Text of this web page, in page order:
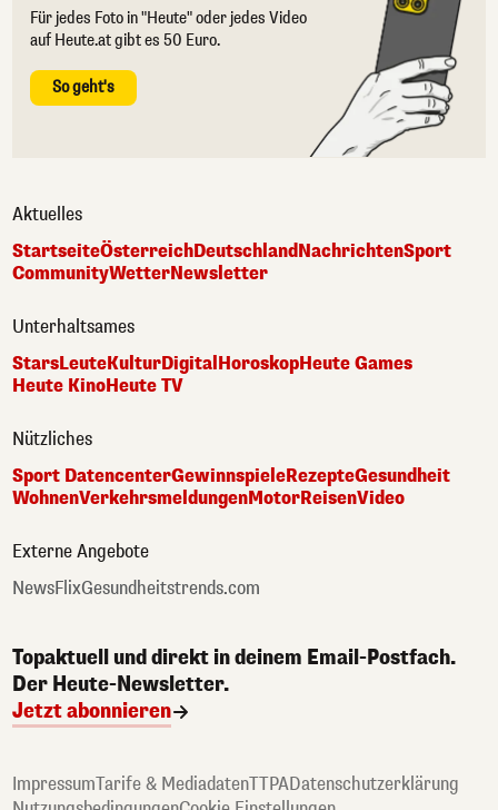
Für jedes Foto in "Heute" oder jedes Video
auf Heute.at gibt es 50 Euro.
So geht's
Aktuelles
StartseiteÖsterreichDeutschlandNachrichtenSport
CommunityWetterNewsletter
Unterhaltsames
StarsLeuteKulturDigitalHoroskopHeute Games
Heute KinoHeute TV
Nützliches
Sport DatencenterGewinnspieleRezepteGesundheit
WohnenVerkehrsmeldungenMotorReisenVideo
Externe Angebote
NewsFlixGesundheitstrends.com
Topaktuell und direkt in deinem Email-Postfach.
Der Heute-Newsletter.
Jetzt abonnieren
ImpressumTarife & MediadatenTTPADatenschutzerklärung